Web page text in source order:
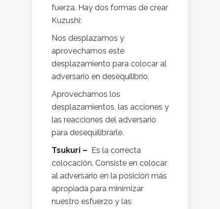
fuerza. Hay dos formas de crear
Kuzushi:
Nos desplazamos y
aprovechamos este
desplazamiento para colocar al
adversario en desequilibrio.
Aprovechamos los
desplazamientos, las acciones y
las reacciones del adversario
para desequilibrarle.
Tsukuri – Es la correcta
colocación. Consiste en colocar
al adversario en la posición más
apropiada para minimizar
nuestro esfuerzo y las